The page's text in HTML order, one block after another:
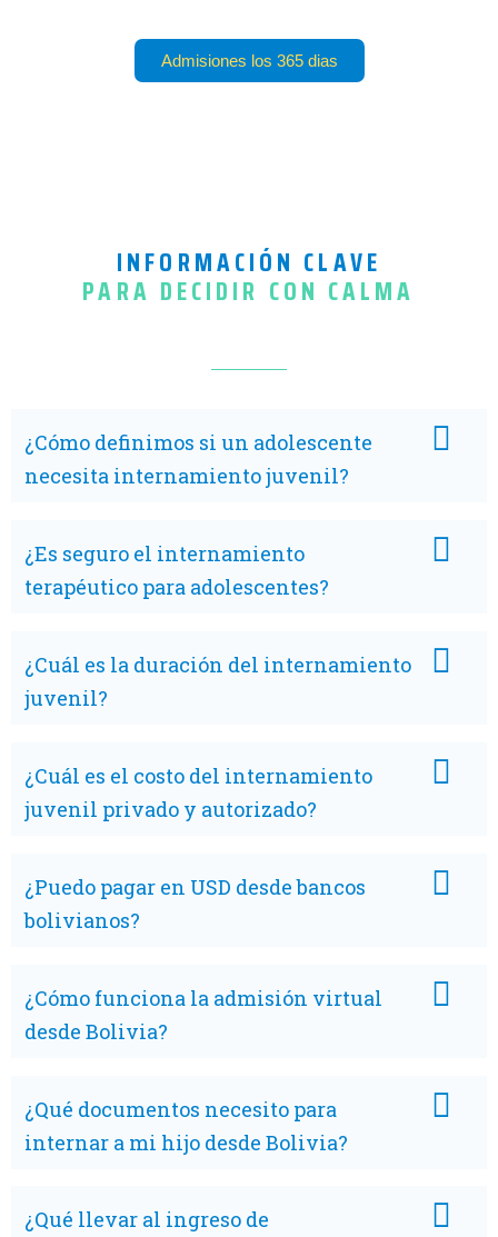
Admisiones los 365 dias
INFORMACIÓN CLAVE
PARA DECIDIR CON CALMA
¿Cómo definimos si un adolescente
necesita internamiento juvenil?
¿Es seguro el internamiento
terapéutico para adolescentes?
¿Cuál es la duración del internamiento
juvenil?
¿Cuál es el costo del internamiento
juvenil privado y autorizado?
¿Puedo pagar en USD desde bancos
bolivianos?
¿Cómo funciona la admisión virtual
desde Bolivia?
¿Qué documentos necesito para
internar a mi hijo desde Bolivia?
¿Qué llevar al ingreso de